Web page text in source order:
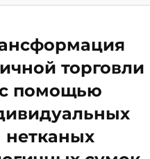
торговли
помощью
нетканых